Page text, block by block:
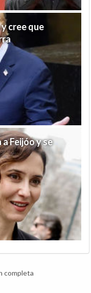
cree que
Feijóo y se
completa